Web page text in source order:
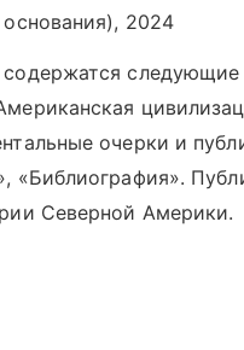
2024
очерки и
«Библиография».
Северной Америки.